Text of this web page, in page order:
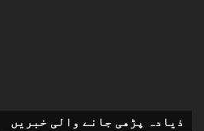
ذیادہ پڑھی جانے والی خبریں